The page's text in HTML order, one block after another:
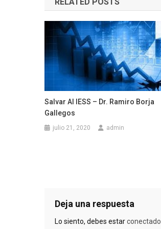
entradas
Salvar Al IESS – Dr. Ramiro Borja
Gallegos
julio 21, 2020 admin
Deja una respuesta
Lo siento, debes estarconectado